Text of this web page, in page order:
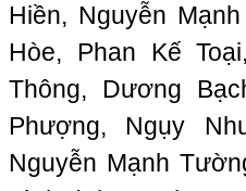
Hiền, Nguyễn
Hòe, Phan Kế
Thông, Dương
Phượng, Ngụy
Nguyễn Mạnh